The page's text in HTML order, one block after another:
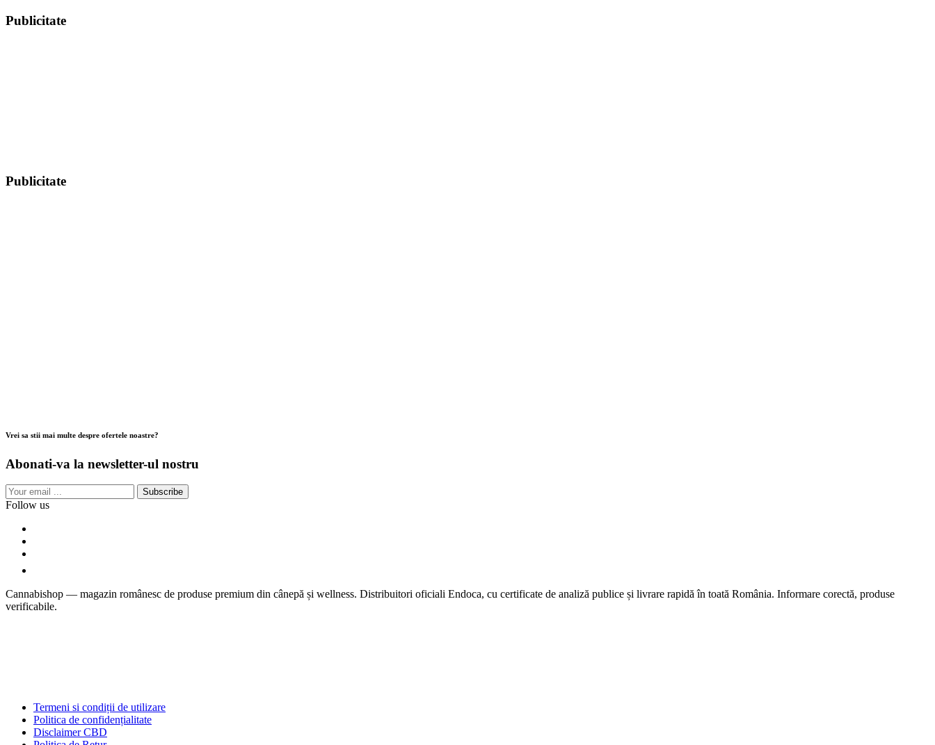
Publicitate
Publicitate
Vrei sa stii mai multe despre ofertele noastre?
Abonati-va la newsletter-ul nostru
Subscribe
Follow us
Cannabishop — magazin românesc de produse premium din cânepă și wellness. Distribuitori oficiali Endoca, cu certificate de analiză publice și livrare rapidă în toată România. Informare corectă, produse
verificabile.
Termeni si condiții de utilizare
Politica de confidențialitate
Disclaimer CBD